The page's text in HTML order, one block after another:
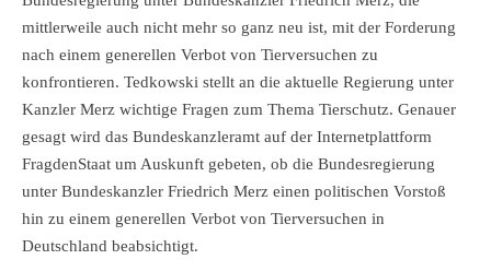
mittlerweile auch nicht mehr so ganz neu ist, mit der Forderung
nach einem generellen Verbot von Tierversuchen zu
konfrontieren. Tedkowski stellt an die aktuelle Regierung unter
Kanzler Merz wichtige Fragen zum Thema Tierschutz. Genauer
gesagt wird das Bundeskanzleramt auf der Internetplattform
FragdenStaat um Auskunft gebeten, ob die Bundesregierung
unter Bundeskanzler Friedrich Merz einen politischen Vorstoß
hin zu einem generellen Verbot von Tierversuchen in
Deutschland beabsichtigt.